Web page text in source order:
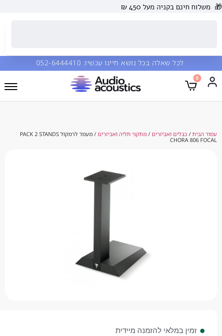
בקניה מעל 450 ₪
שאלה בכל נושא חייגו עכשיו: 052-6444410
ואביזרים /מתקני תליה ואביזרים
/ מעמד לרמקול PACK 2 STANDS
במלאי להזמנה מיידית